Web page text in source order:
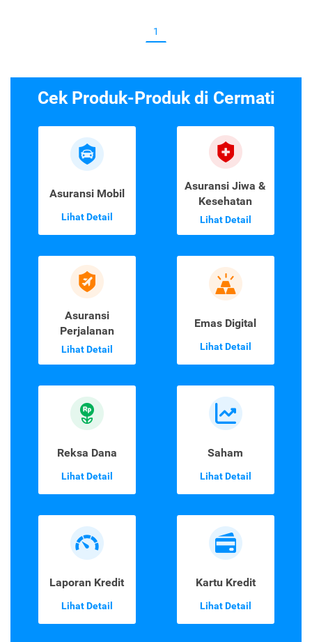
1
Cek Produk-Produk di Cermati
Asuransi Mobil
Lihat Detail
Asuransi Jiwa &
Kesehatan
Lihat Detail
Asuransi
Perjalanan
Lihat Detail
Emas Digital
Lihat Detail
Reksa Dana
Lihat Detail
Saham
Lihat Detail
Laporan Kredit
Lihat Detail
Kartu Kredit
Lihat Detail